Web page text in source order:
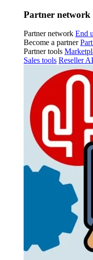
Partner network
Partner network End
Become a partner
Partner tools
Sales tools Reseller